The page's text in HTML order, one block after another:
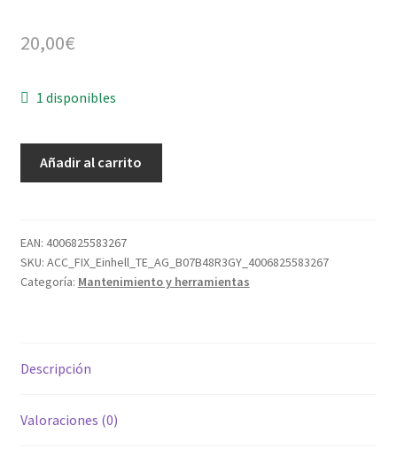
20,00€
1 disponibles
AG
125/750
750
50
cantidad
Añadir al carrito
EAN: 4006825583267
SKU: ACC_FIX_Einhell_TE_AG_B07B48R3GY_4006825583267
Categoría: Mantenimiento y herramientas
Descripción
Valoraciones (0)